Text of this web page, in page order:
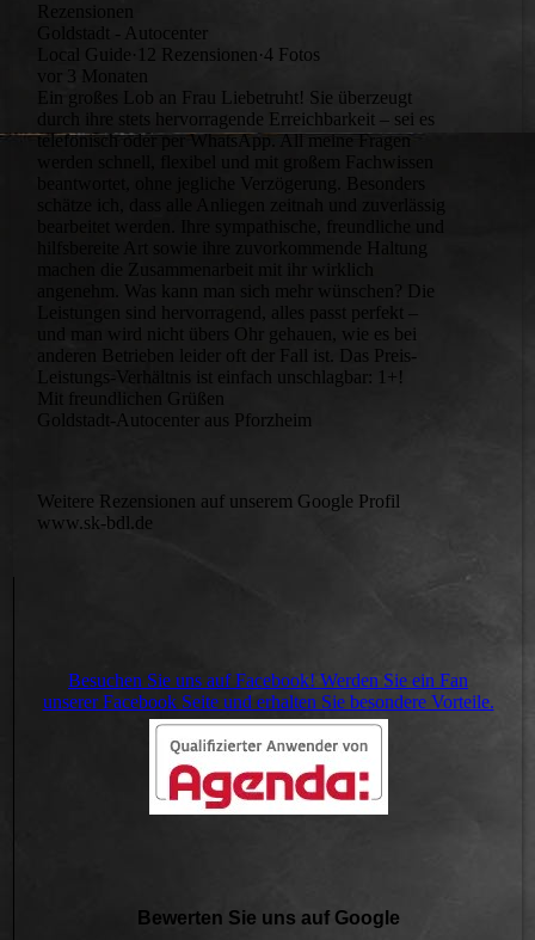
Rezensionen
Goldstadt - Autocenter
Local Guide·12 Rezensionen·4 Fotos
vor 3 Monaten
Ein großes Lob an Frau Liebetruht! Sie überzeugt
durch ihre stets hervorragende Erreichbarkeit – sei es
telefonisch oder per WhatsApp. All meine Fragen
werden schnell, flexibel und mit großem Fachwissen
beantwortet, ohne jegliche Verzögerung. Besonders
schätze ich, dass alle Anliegen zeitnah und zuverlässig
bearbeitet werden. Ihre sympathische, freundliche und
hilfsbereite Art sowie ihre zuvorkommende Haltung
machen die Zusammenarbeit mit ihr wirklich
angenehm. Was kann man sich mehr wünschen? Die
Leistungen sind hervorragend, alles passt perfekt –
und man wird nicht übers Ohr gehauen, wie es bei
anderen Betrieben leider oft der Fall ist. Das Preis-
Leistungs-Verhältnis ist einfach unschlagbar: 1+!
Mit freundlichen Grüßen
Goldstadt-Autocenter aus Pforzheim
Weitere Rezensionen auf unserem Google Profil
www.sk-bdl.de
Besuchen Sie uns auf Facebook! Werden Sie ein Fan
unserer Facebook Seite und erhalten Sie besondere Vorteile.
Bewerten Sie uns auf Google